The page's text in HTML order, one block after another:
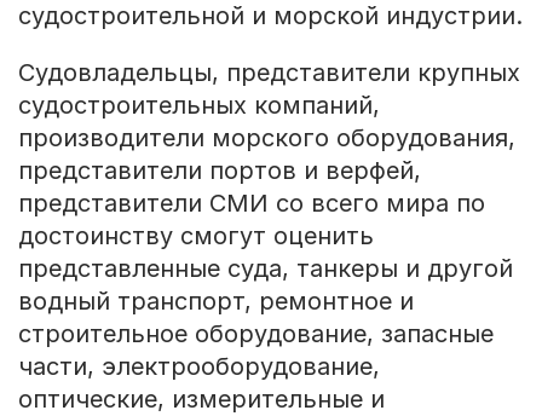
судостроительной и морской индустрии.
Судовладельцы, представители крупных
судостроительных компаний,
производители морского оборудования,
представители портов и верфей,
представители СМИ со всего мира по
достоинству смогут оценить
представленные суда, танкеры и другой
водный транспорт, ремонтное и
строительное оборудование, запасные
части, электрооборудование,
оптические, измерительные и